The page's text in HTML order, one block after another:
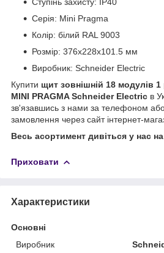
Серія: Mini Pragma
Колір: білий RAL 9003
Розмір: 376x228x101.5 мм
Виробник: Schneider Electric
Купити щит зовнішній 18 модулів 1
MINI PRAGMA Schneider Electric в
зв'язавшись з нами за телефоном
замовлення через сайт інтернет-
Весь асортимент дивіться у нас на
Приховати
Характеристики
Основні
Виробник